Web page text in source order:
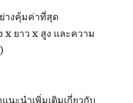
างคุ้มค่าที่สุด
ยาว x สูง และความ
นะนำเพิ่มเติมเกี่ยวกับ